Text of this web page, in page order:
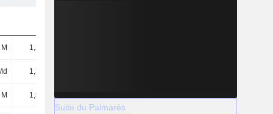
1,21 Md
1,32 Md
1,56 Md
Suite du Palmarès